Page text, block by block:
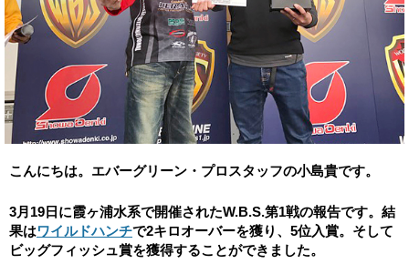
こんにちは。エバーグリーン・プロスタッフの小島貴です。
3月19日に霞ヶ浦水系で開催されたW.B.S.第1戦の報告です。結
果はワイルドハンチで2キロオーバーを獲り、5位入賞。そして
ビッグフィッシュ賞を獲得することができました。